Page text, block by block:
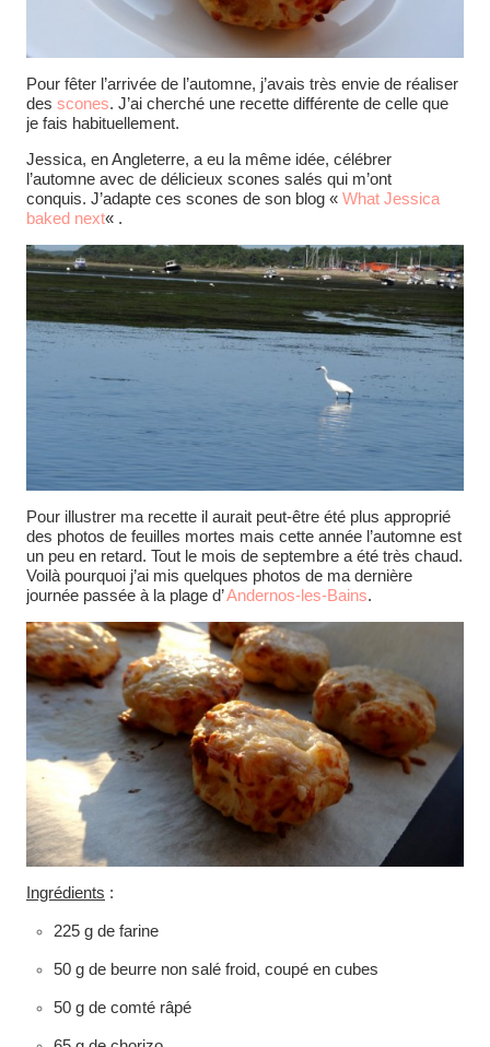
Pour fêter l’arrivée de l’automne, j’avais très envie de réaliser
des scones. J’ai cherché une recette différente de celle que
je fais habituellement.
Jessica, en Angleterre, a eu la même idée, célébrer
l’automne avec de délicieux scones salés qui m’ont
conquis. J’adapte ces scones de son blog « What Jessica
baked next« .
Pour illustrer ma recette il aurait peut-être été plus approprié
des photos de feuilles mortes mais cette année l’automne est
un peu en retard. Tout le mois de septembre a été très chaud.
Voilà pourquoi j’ai mis quelques photos de ma dernière
journée passée à la plage d’Andernos-les-Bains.
Ingrédients :
225 g de farine
50 g de beurre non salé froid, coupé en cubes
50 g de comté râpé